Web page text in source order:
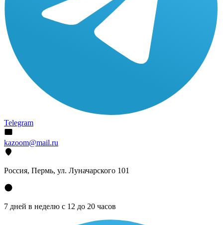
Telegram
kazoom@mail.ru
Россия, Пермь, ул. Луначарского 101
7 дней в неделю с 12 до 20 часов